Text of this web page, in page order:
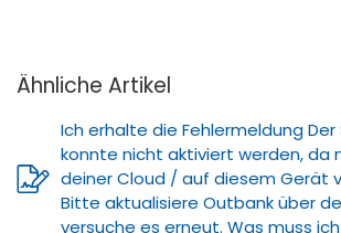
Ähnliche Artikel
Ich erhalte die Fehlermeldung Der
konnte nicht aktiviert werden, da
deiner Cloud / auf diesem Gerät
Bitte aktualisiere Outbank über
versuche es erneut. Was muss